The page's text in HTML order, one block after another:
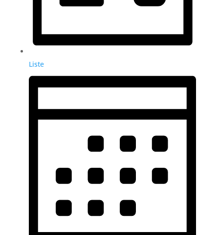
Liste